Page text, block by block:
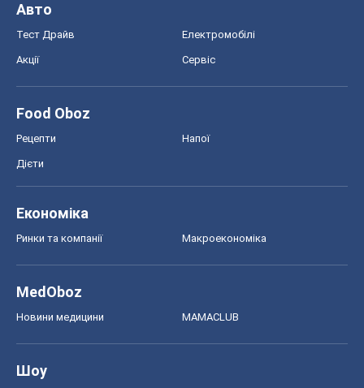
Авто
Тест Драйв Електромобілі
Акції Сервіс
Food Oboz
Рецепти Напої
Дієти
Економіка
Ринки та компанії Макроекономіка
MedOboz
Новини медицини MAMACLUB
Шоу